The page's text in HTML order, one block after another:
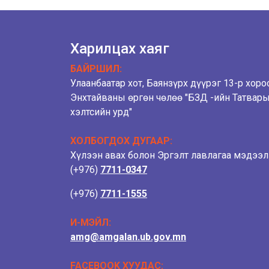
Харилцах хаяг
БАЙРШИЛ:
Улаанбаатар хот, Баянзүрх дүүрэг 13-р
Энхтайваны өргөн чөлөө "БЗД -ийн
хэлтсийн урд"
ХОЛБОГДОХ ДУГААР:
Хүлээн авах болон Эргэлт лавлагаа
(+976) 7711-0347
(+976) 7711-1555
И-МЭЙЛ:
amg@amgalan.ub.gov.mn
FACEBOOK ХУУДАС: